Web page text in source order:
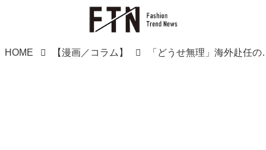
HOME 【漫画／コラム】 「どうせ無理」海外赴任のチ